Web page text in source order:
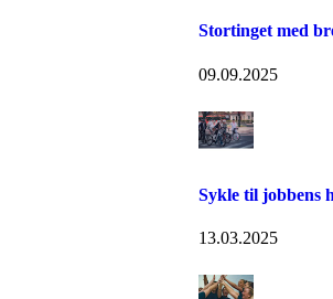
Stortinget med
09.09.2025
Sykle til jobbens
13.03.2025